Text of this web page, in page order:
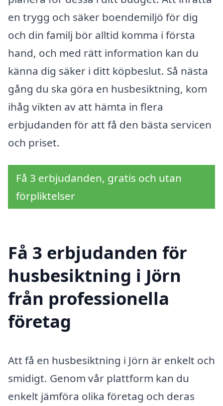
en trygg och säker boendemiljö för dig
och din familj bör alltid komma i första
hand, och med rätt information kan du
känna dig säker i ditt köpbeslut. Så nästa
gång du ska göra en husbesiktning, kom
ihåg vikten av att hämta in flera
erbjudanden för att få den bästa servicen
och priset.
Få 3 erbjudanden, gratis och utan
förpliktelser
Få 3 erbjudanden för
husbesiktning i Jörn
från professionella
företag
Att få en husbesiktning i Jörn är enkelt och
smidigt. Genom vår plattform kan du
enkelt jämföra olika företag och deras